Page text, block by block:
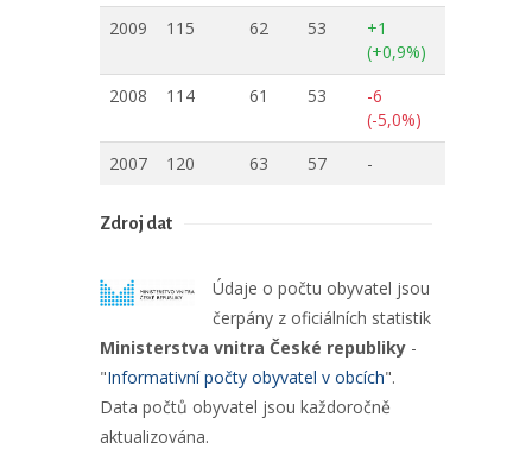
2009 115 62 53
+1
(+0,9%)
2008
114 61 53
-6
(-5,0%)
2007
120 63 57 -
Zdroj dat
Údaje o počtu obyvatel jsou
čerpány z oficiálních statistik
Ministerstva vnitra České republiky -
"Informativní počty obyvatel v obcích".
Data počtů obyvatel jsou každoročně
aktualizována.